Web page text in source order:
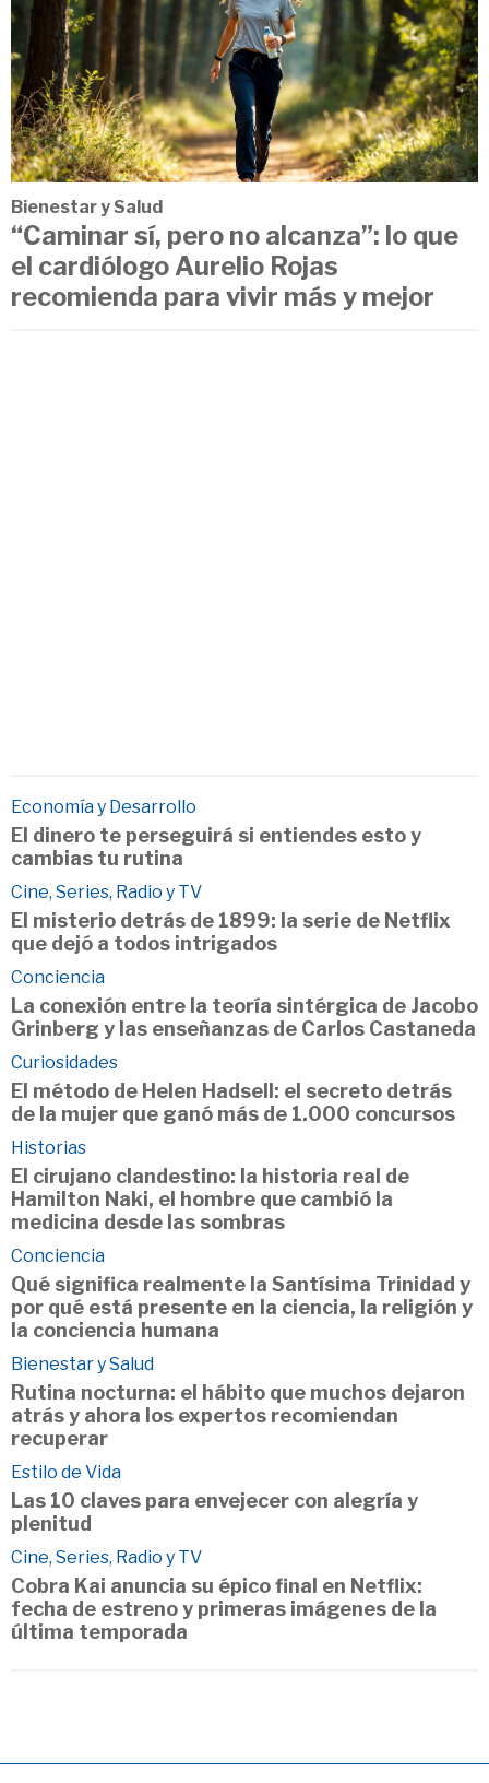
Bienestar y Salud
“Caminar sí, pero no alcanza”: lo que
el cardiólogo Aurelio Rojas
recomienda para vivir más y mejor
Economía y Desarrollo
El dinero te perseguirá si entiendes esto y
cambias tu rutina
Cine, Series, Radio y TV
El misterio detrás de 1899: la serie de Netflix
que dejó a todos intrigados
Conciencia
La conexión entre la teoría sintérgica de Jacobo
Grinberg y las enseñanzas de Carlos Castaneda
Curiosidades
El método de Helen Hadsell: el secreto detrás
de la mujer que ganó más de 1.000 concursos
Historias
El cirujano clandestino: la historia real de
Hamilton Naki, el hombre que cambió la
medicina desde las sombras
Conciencia
Qué significa realmente la Santísima Trinidad y
por qué está presente en la ciencia, la religión y
la conciencia humana
Bienestar y Salud
Rutina nocturna: el hábito que muchos dejaron
atrás y ahora los expertos recomiendan
recuperar
Estilo de Vida
Las 10 claves para envejecer con alegría y
plenitud
Cine, Series, Radio y TV
Cobra Kai anuncia su épico final en Netflix:
fecha de estreno y primeras imágenes de la
última temporada